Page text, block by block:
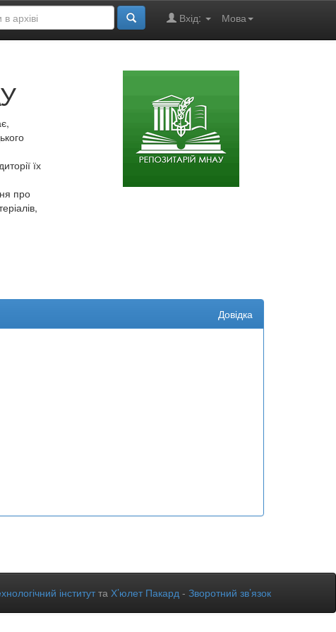
Мова
Вхід:
їх
про
Довідка
інститутта Х’юлет Пакард - Зворотний зв’язок